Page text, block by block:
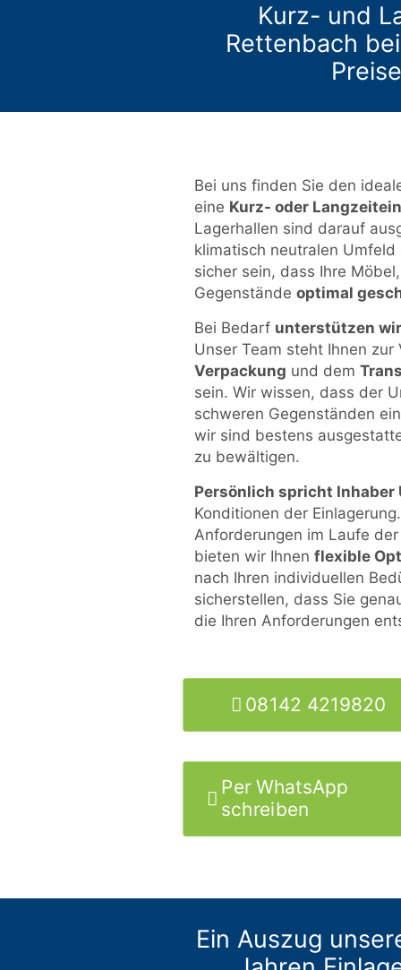
Kurz- und
Rettenbach
Bei uns finden Sie den
eine Kurz- oder
Lagerhallen sind darauf
klimatisch neutralen
sicher sein, dass Ihre
Gegenstände optimal
Bei Bedarf unterstützen
Unser Team steht Ihnen
Verpackung und dem
sein. Wir wissen, dass der
schweren Gegenständen
wir sind bestens
zu bewältigen.
Persönlich spricht Inhaber
Konditionen der
Anforderungen im Laufe
bieten wir Ihnen flexible
nach Ihren individuellen
sicherstellen, dass Sie
die Ihren Anforderungen
08142 4219820
Per WhatsApp
schreiben
Ein Auszug